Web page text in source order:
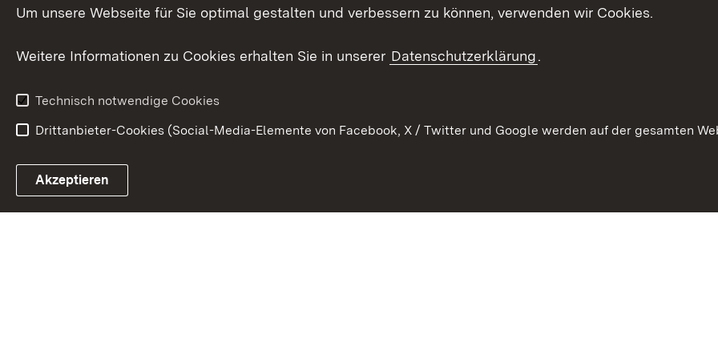
Publikationen
Datenschutz
Glücksspielrecht
Link zum Landesportal
Um unsere Webseite für Sie optimal gestalten und verbessern zu können, verwenden wir Cookies.
Weitere Informationen zu Cookies erhalten Sie in unserer Datenschutzerklärung.
Technisch notwendige Cookies
Drittanbieter-Cookies (Social-Media-Elemente von Facebook, X / Twitter und Google werden auf der gesamten
Akzeptieren